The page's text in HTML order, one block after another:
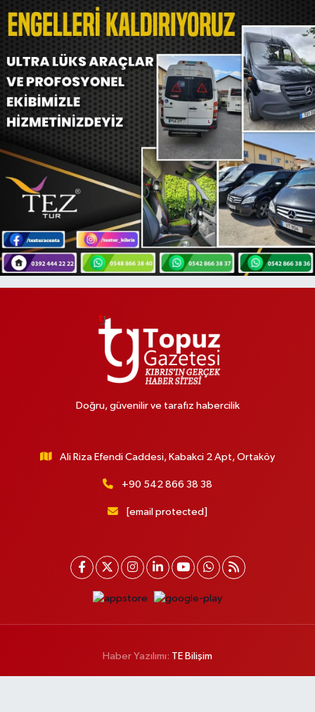
Doğru, güvenilir ve tarafız habercilik
Ali Riza Efendi Caddesi, Kabakci 2 Apt, Ortaköy
+90 542 866 38 38
[email protected]
Haber Yazılımı: TE Bilişim